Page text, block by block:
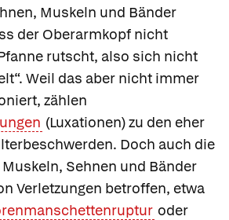
Muskeln und Bänder
der Oberarmkopf nicht
rutscht, also sich nicht
Weil das aber nicht immer
zählen
(Luxationen) zu den eher
Doch auch die
Sehnen und Bänder
Verletzungen betroffen, etwa
oder